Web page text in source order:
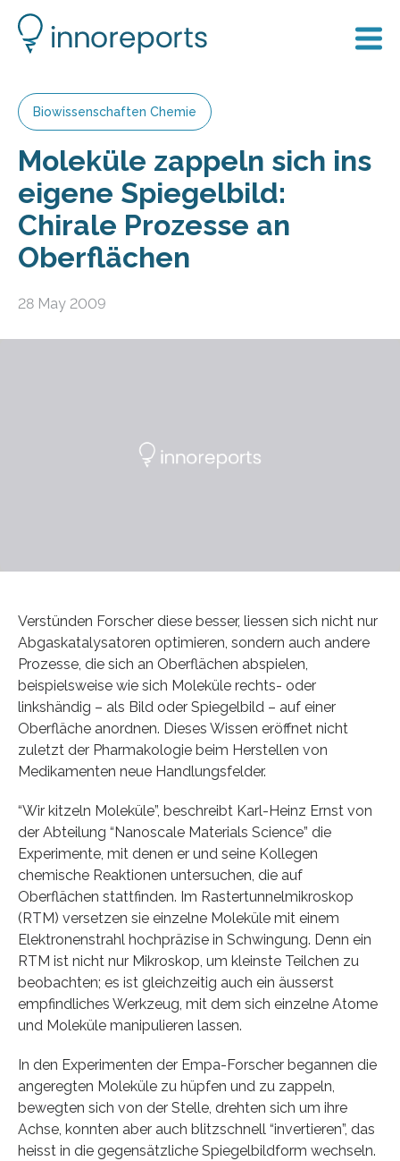
Biowissenschaften Chemie
Moleküle zappeln sich ins
eigene Spiegelbild:
Chirale Prozesse an
Oberflächen
28 May 2009
Verstünden Forscher diese besser, liessen sich nicht nur
Abgaskatalysatoren optimieren, sondern auch andere
Prozesse, die sich an Oberflächen abspielen,
beispielsweise wie sich Moleküle rechts- oder
linkshändig – als Bild oder Spiegelbild – auf einer
Oberfläche anordnen. Dieses Wissen eröffnet nicht
zuletzt der Pharmakologie beim Herstellen von
Medikamenten neue Handlungsfelder.
“Wir kitzeln Moleküle”, beschreibt Karl-Heinz Ernst von
der Abteilung “Nanoscale Materials Science” die
Experimente, mit denen er und seine Kollegen
chemische Reaktionen untersuchen, die auf
Oberflächen stattfinden. Im Rastertunnelmikroskop
(RTM) versetzen sie einzelne Moleküle mit einem
Elektronenstrahl hochpräzise in Schwingung. Denn ein
RTM ist nicht nur Mikroskop, um kleinste Teilchen zu
beobachten; es ist gleichzeitig auch ein äusserst
empfindliches Werkzeug, mit dem sich einzelne Atome
und Moleküle manipulieren lassen.
In den Experimenten der Empa-Forscher begannen die
angeregten Moleküle zu hüpfen und zu zappeln,
bewegten sich von der Stelle, drehten sich um ihre
Achse, konnten aber auch blitzschnell “invertieren”, das
heisst in die gegensätzliche Spiegelbildform wechseln.